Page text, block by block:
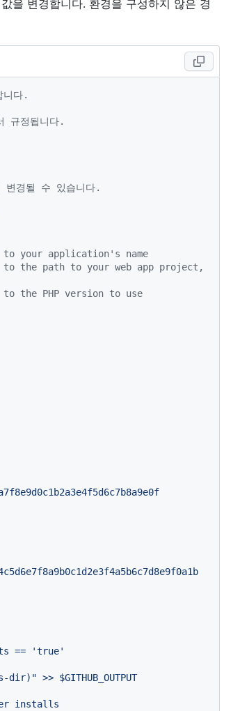
값을 변경합니다. 환경을 구성하지 않은 경
니다.
규정됩니다.
경될 수 있습니다.
your application's name
the path to your web app project,
the PHP version to use
==
'true'
installs